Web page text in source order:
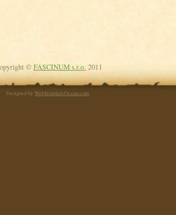
© FASCINUM s.r.o. 2011
Designed by WebTemplateOcean.com.